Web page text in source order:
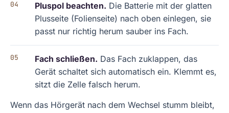
Pluspol beachten. Die Batterie mit der glatten
Plusseite (Folienseite) nach oben einlegen, sie
passt nur richtig herum sauber ins Fach.
Fach schließen. Das Fach zuklappen, das
Gerät schaltet sich automatisch ein. Klemmt es,
sitzt die Zelle falsch herum.
Wenn das Hörgerät nach dem Wechsel stumm bleibt,